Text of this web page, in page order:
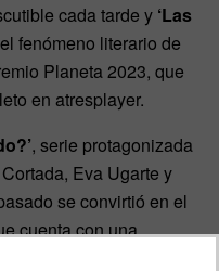
cada tarde y ‘Las
fenómeno literario de
Planeta 2023, que
en atresplayer.
, serie protagonizada
Eva Ugarte y
se convirtió en el
cuenta con una